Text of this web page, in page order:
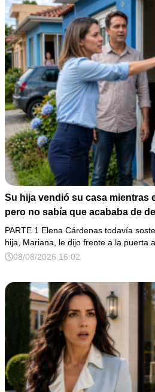
Su hija vendió su casa mientras
pero no sabía que acababa de
su padre dejó antes de morir
PARTE 1 Elena Cárdenas todavía
hija, Mariana, le dijo frente a la puerta
08/08/2026 16:02